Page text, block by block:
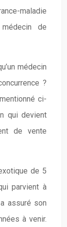
maladie
de
médecin
?
ci-
qui devient
de vente
de 5
parvient à
assuré son
à venir.